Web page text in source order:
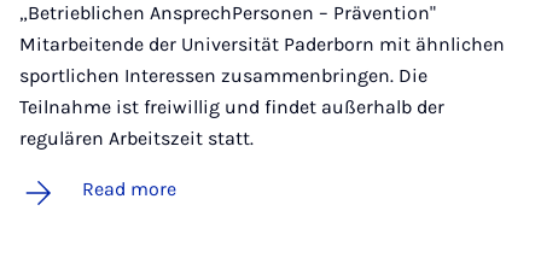
„Betrieblichen AnsprechPersonen – Prävention"
Mitarbeitende der Universität Paderborn mit ähnlichen
sportlichen Interessen zusammenbringen. Die
Teilnahme ist freiwillig und findet außerhalb der
regulären Arbeitszeit statt.
Read more